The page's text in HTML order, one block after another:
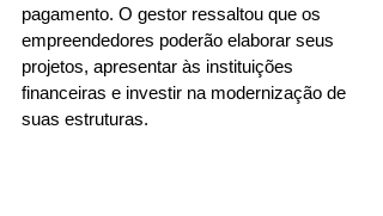
pagamento. O gestor ressaltou que os
empreendedores poderão elaborar seus
projetos, apresentar às instituições
financeiras e investir na modernização de
suas estruturas.